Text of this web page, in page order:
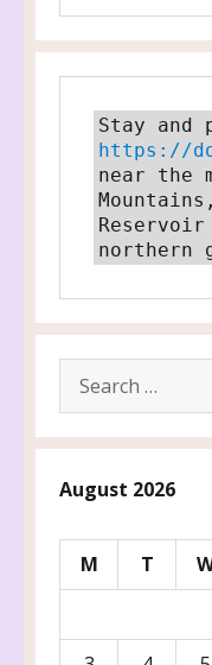
https://
near the
northern
Search
for:
August 2026
M T